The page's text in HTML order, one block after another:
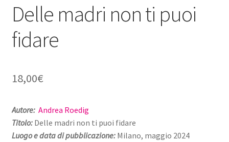
Delle madri non ti puoi
fidare
18,00€
Autore: Andrea Roedig
Titolo:Delle madri non ti puoi fidare
Luogo e data di pubblicazione:Milano, maggio 2024